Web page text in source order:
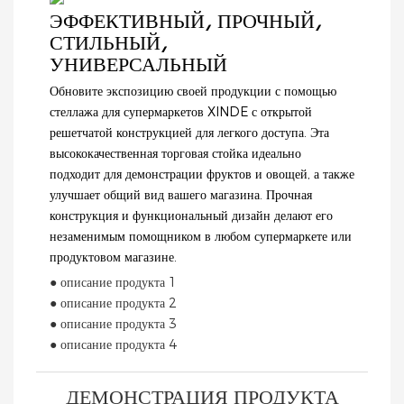
доступности и
специализированных
специализированных
магазинов и фирменных
торговых точек.
Благодаря элегантному
черно-белому дизайну,
прочной стальной
конструкции и
встроенным
перфорированным
панелям, эта кассовая
станция сочетает в себе
функциональность,
современную эстетику.
увеличивают площадь
привлекательность ваших
товаров. Будь то
продукты питания,
косметика или другие
товары, эта система
стеллажей обеспечит
надежную поддержку и
организованную
ЭФФЕКТИВНЫЙ, ПРОЧНЫЙ,
СТИЛЬНЫЙ,
УНИВЕРСАЛЬНЫЙ
Обновите экспозицию своей продукции с помощью
стеллажа для супермаркетов XINDE с открытой
решетчатой ​​конструкцией для легкого доступа. Эта
высококачественная торговая стойка идеально
подходит для демонстрации фруктов и овощей, а также
улучшает общий вид вашего магазина. Прочная
конструкция и функциональный дизайн делают его
незаменимым помощником в любом супермаркете или
продуктовом магазине.
● описание продукта 1
● описание продукта 2
● описание продукта 3
● описание продукта 4
ДЕМОНСТРАЦИЯ ПРОДУКТА